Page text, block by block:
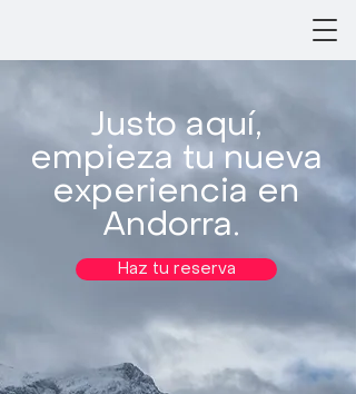
Justo aquí,
empieza tu nueva
experiencia en
Andorra.
Haz tu reserva